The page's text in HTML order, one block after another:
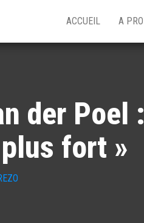
ACCUEIL A
der Poel
fort »